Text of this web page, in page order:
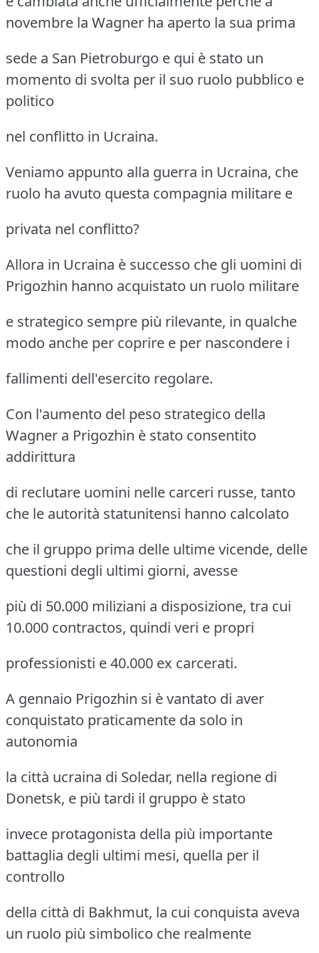
novembre la Wagner ha aperto la sua prima
sede a San Pietroburgo e qui è stato un
momento di svolta per il suo ruolo pubblico e
politico
nel conflitto in Ucraina.
Veniamo appunto alla guerra in Ucraina, che
ruolo ha avuto questa compagnia militare e
privata nel conflitto?
Allora in Ucraina è successo che gli uomini di
Prigozhin hanno acquistato un ruolo militare
e strategico sempre più rilevante, in qualche
modo anche per coprire e per nascondere i
fallimenti dell'esercito regolare.
Con l'aumento del peso strategico della
Wagner a Prigozhin è stato consentito
addirittura
di reclutare uomini nelle carceri russe, tanto
che le autorità statunitensi hanno calcolato
che il gruppo prima delle ultime vicende, delle
questioni degli ultimi giorni, avesse
più di 50.000 miliziani a disposizione, tra cui
10.000 contractos, quindi veri e propri
professionisti e 40.000 ex carcerati.
A gennaio Prigozhin si è vantato di aver
conquistato praticamente da solo in
autonomia
la città ucraina di Soledar, nella regione di
Donetsk, e più tardi il gruppo è stato
invece protagonista della più importante
battaglia degli ultimi mesi, quella per il
controllo
della città di Bakhmut, la cui conquista aveva
un ruolo più simbolico che realmente